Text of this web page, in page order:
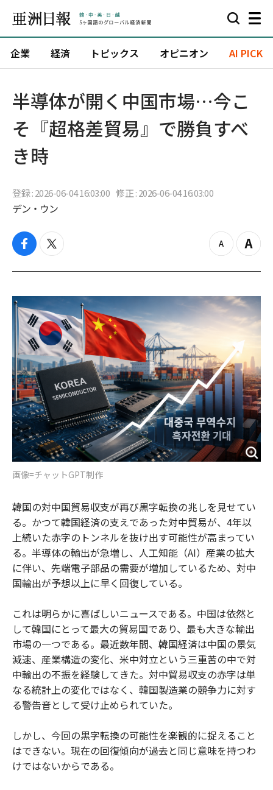
企業 経済 トピックス オピニオン AI PICK
半導体が開く中国市場…今こ
そ『超格差貿易』で勝負すべ
き時
登録 : 2026-06-04 16:03:00 修正 : 2026-06-04 16:03:00
デン・ウン
f
c
b
o
o
k
t
i
t
r
z
o
o
u
Z
o
i
n
画像=チャットGPT制作
韓国の対中国貿易収支が再び黒字転換の兆しを見せてい
る。かつて韓国経済の支えであった対中貿易が、4年以
上続いた赤字のトンネルを抜け出す可能性が高まってい
る。半導体の輸出が急増し、人工知能（AI）産業の拡大
に伴い、先端電子部品の需要が増加しているため、対中
国輸出が予想以上に早く回復している。
これは明らかに喜ばしいニュースである。中国は依然と
して韓国にとって最大の貿易国であり、最も大きな輸出
市場の一つである。最近数年間、韓国経済は中国の景気
減速、産業構造の変化、米中対立という三重苦の中で対
中輸出の不振を経験してきた。対中貿易収支の赤字は単
なる統計上の変化ではなく、韓国製造業の競争力に対す
る警告音として受け止められていた。
しかし、今回の黒字転換の可能性を楽観的に捉えること
はできない。現在の回復傾向が過去と同じ意味を持つわ
けではないからである。